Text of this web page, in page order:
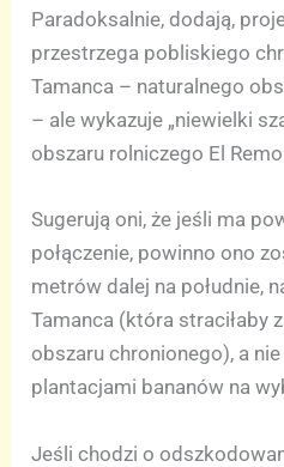
Paradoksalnie, dodają,
przestrzega pobliskiego
Tamanca – naturalnego
– ale wykazuje „niewielki
obszaru rolniczego El
Sugerują oni, że jeśli ma
połączenie, powinno ono
metrów dalej na południe,
Tamanca (która straciłaby
obszaru chronionego), a
plantacjami bananów na
Jeśli chodzi o